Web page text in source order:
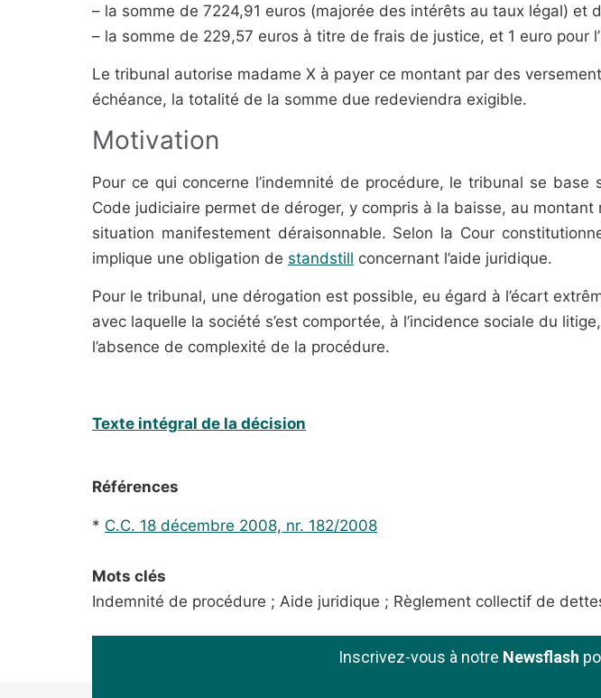
– la somme de 7224,91 euros (majorée des intérêts au taux légal) et
– la somme de 229,57 euros à titre de frais de justice, et 1 euro pour
Le tribunal autorise madame X à payer ce montant par des
échéance, la totalité de la somme due redeviendra exigible.
Motivation
Pour ce qui concerne l’indemnité de procédure, le tribunal se base
Code judiciaire permet de déroger, y compris à la baisse, au
situation manifestement déraisonnable. Selon la Cour
implique une obligation de standstill concernant l’aide juridique.
Pour le tribunal, une dérogation est possible, eu égard à l’écart
avec laquelle la société s’est comportée, à l’incidence sociale du
l’absence de complexité de la procédure.
Texte intégral de la décision
Références
* C.C. 18 décembre 2008, nr. 182/2008
Mots clés
Indemnité de procédure ; Aide juridique ; Règlement collectif de
Inscrivez-vous à notre Newsflash